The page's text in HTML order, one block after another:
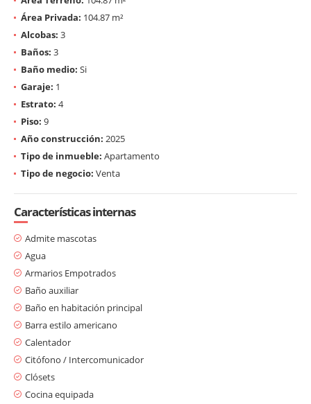
Área Privada: 104.87 m²
Alcobas: 3
Baños: 3
Baño medio: Si
Garaje: 1
Estrato: 4
Piso: 9
Año construcción: 2025
Tipo de inmueble: Apartamento
Tipo de negocio: Venta
Características internas
Admite mascotas
Agua
Armarios Empotrados
Baño auxiliar
Baño en habitación principal
Barra estilo americano
Calentador
Citófono / Intercomunicador
Clósets
Cocina equipada